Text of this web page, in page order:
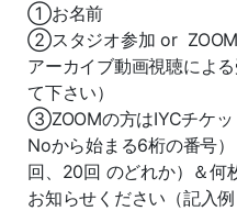
①お名前
②スタジオ参加 or ZOOM
アーカイブ動画視聴によ
て下さい）
③ZOOMの方はIYCチケッ
Noから始まる6桁の番号
回、20回 のどれか）＆何
お知らせください（記入